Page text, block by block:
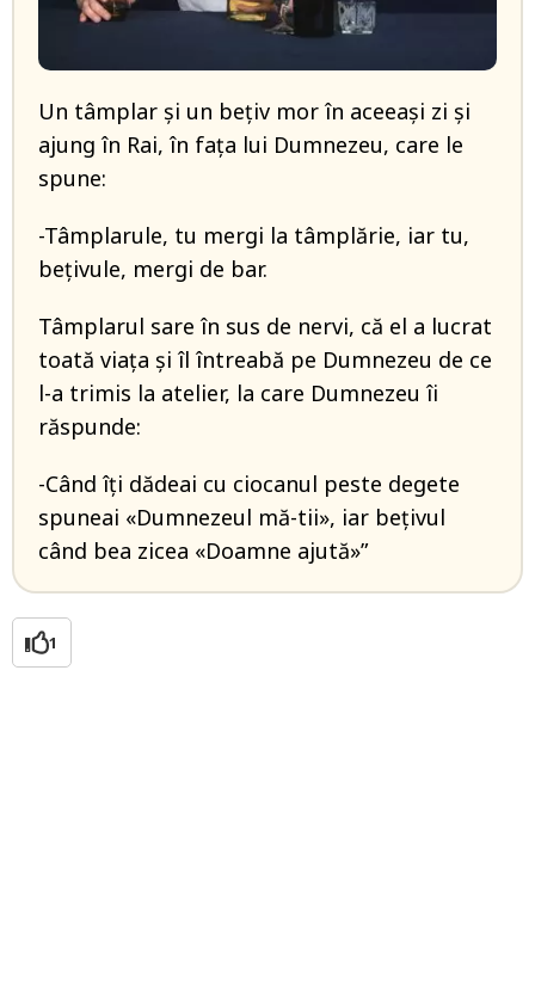
Un tâmplar și un bețiv mor în aceeași zi și
ajung în Rai, în fața lui Dumnezeu, care le
spune:
-Tâmplarule, tu mergi la tâmplărie, iar tu,
bețivule, mergi de bar.
Tâmplarul sare în sus de nervi, că el a lucrat
toată viața și îl întreabă pe Dumnezeu de ce
l-a trimis la atelier, la care Dumnezeu îi
răspunde:
-Când îți dădeai cu ciocanul peste degete
spuneai «Dumnezeul mă-tii», iar bețivul
când bea zicea «Doamne ajută»”
1